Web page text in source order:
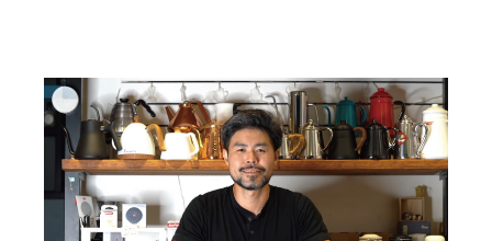
登 入
忘記密碼？
建立專屬帳號